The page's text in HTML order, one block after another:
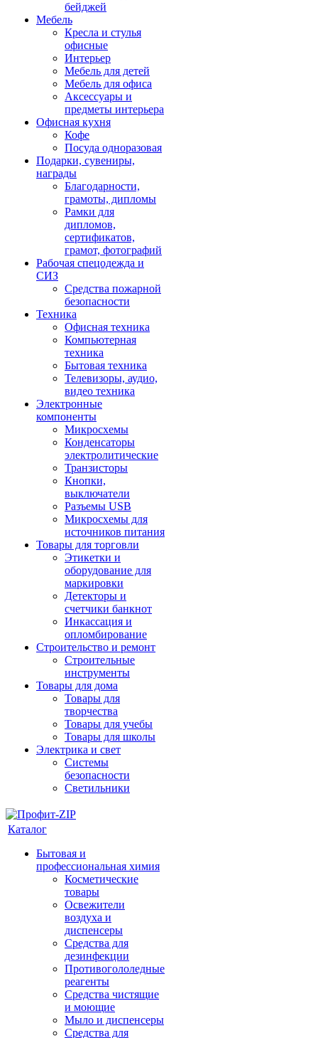
бейджей
Мебель
Кресла и стулья
офисные
Интерьер
Мебель для детей
Мебель для офиса
Аксессуары и
предметы интерьера
Офисная кухня
Кофе
Посуда одноразовая
Подарки, сувениры,
награды
Благодарности,
грамоты, дипломы
Рамки для
дипломов,
сертификатов,
грамот, фотографий
Рабочая спецодежда и
СИЗ
Средства пожарной
безопасности
Техника
Офисная техника
Компьютерная
техника
Бытовая техника
Телевизоры, аудио,
видео техника
Электронные
компоненты
Микросхемы
Конденсаторы
электролитические
Транзисторы
Кнопки,
выключатели
Разъемы USB
Микросхемы для
источников питания
Товары для торговли
Этикетки и
оборудование для
маркировки
Детекторы и
счетчики банкнот
Инкассация и
опломбирование
Строительство и ремонт
Строительные
инструменты
Товары для дома
Товары для
творчества
Товары для учебы
Товары для школы
Электрика и свет
Системы
безопасности
Светильники
Каталог
Бытовая и
профессиональная химия
Косметические
товары
Освежители
воздуха и
диспенсеры
Средства для
дезинфекции
Противогололедные
реагенты
Средства чистящие
и моющие
Мыло и диспенсеры
Средства для